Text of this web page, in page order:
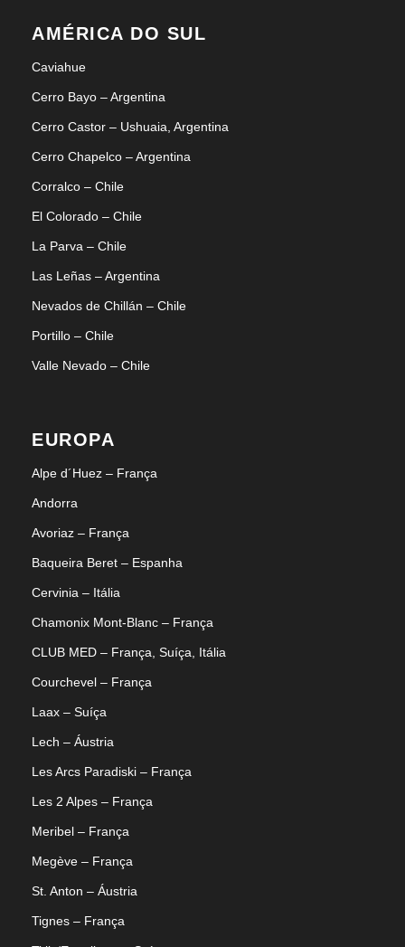
AMÉRICA DO SUL
Caviahue
Cerro Bayo – Argentina
Cerro Castor – Ushuaia, Argentina
Cerro Chapelco – Argentina
Corralco – Chile
El Colorado – Chile
La Parva – Chile
Las Leñas – Argentina
Nevados de Chillán – Chile
Portillo – Chile
Valle Nevado – Chile
EUROPA
Alpe d´Huez – França
Andorra
Avoriaz – França
Baqueira Beret – Espanha
Cervinia – Itália
Chamonix Mont-Blanc – França
CLUB MED – França, Suíça, Itália
Courchevel – França
Laax – Suíça
Lech – Áustria
Les Arcs Paradiski – França
Les 2 Alpes – França
Meribel – França
Megève – França
St. Anton – Áustria
Tignes – França